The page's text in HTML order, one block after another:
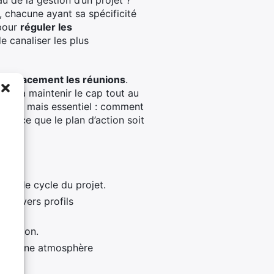
chacune ayant sa spécificité
réguler les
canaliser les plus
efficacement les réunions.
et à maintenir le cap tout au
mais essentiel : comment
à ce que le plan d’action soit
le cycle du projet.
divers profils
une atmosphère